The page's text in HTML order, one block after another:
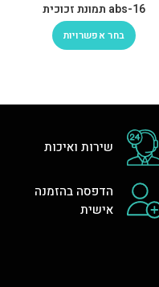
abs-16 תמונת זכוכית
בחר אפשרויות
שירות ואיכות
הדפסה בהזמנה
אישית